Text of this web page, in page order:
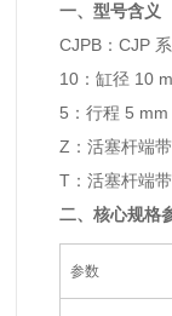
一、型号含义
CJPB：CJP
10：缸径 10
5：行程 5 mm
Z：活塞杆端
T：活塞杆端
二、核心规格
参数